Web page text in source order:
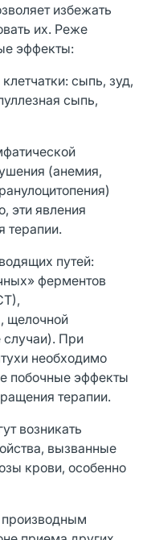
избежать
их. Реже
эффекты:
сыпь, зуд,
сыпь,
(анемия,
эти явления
терапии.
путей:
ферментов
щелочной
случаи). При
необходимо
побочные эффекты
терапии.
возникать
вызванные
крови, особенно